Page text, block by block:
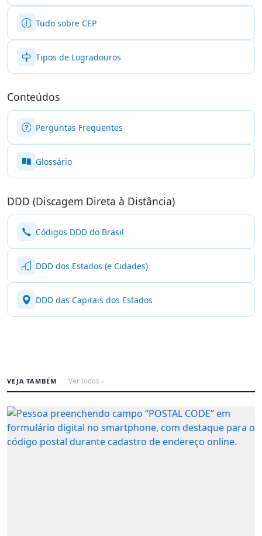
Tudo sobre CEP
Tipos de Logradouros
Conteúdos
Perguntas Frequentes
Glossário
DDD (Discagem Direta à Distância)
Códigos DDD do Brasil
DDD dos Estados (e Cidades)
DDD das Capitais dos Estados
VEJA TAMBÉM Ver todos ›